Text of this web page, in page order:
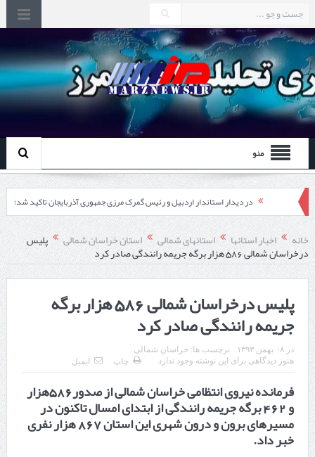
منو
در دیدار استاندار اردبیل و رئیس گمرک مرزی جمهوری آذربایجان تاکید شد؛
توسعه همکاری گمرک‌های مرزی ایران و جمهوری آذربایجان ضرورت دارد
چابهار، جایی که دریا به زندگی سلام می‌کند
گزارش ویژه؛
طرز تهیه خورش خلال کرمانشاهی +نکات و فوت وفن‌ها
قدردانی وزیر میراث فرهنگی، گردشگری و صنایع دستی از استاندار اردبیل
استاندار اردبیل در دیدار دبیر شورای‌عالی مناطق آزاد و ویژه اقتصادی:
راه‌اندازی کامل منطقه آزاد اردبیل-بیله‌سوار و منطقه ویژه اقتصادی نمین تسریع
شود
خانه اخبار استانها استانهای شمالی استان خراسان شمالی پلیس
درخراسان شمالی 586 هزار برگه جریمه رانندگی صادر کرد
پلیس درخراسان شمالی 586 هزار برگه
جریمه رانندگی صادر کرد
در ۰۸ بهمن ۱۳۹۳ برچسب ها: خراسان شمالی
هنوز دیدگاهی برای این نوشته وجود ندارد
چاپ ایمیل
فرمانده نیروی انتظامی خراسان شمالی از صدور586هزار
و 462 برگه جریمه رانندگی از ابتدای امسال تاکنون در
مسیرهای برون و درون شهری این استان 867 هزار نفری
خبر داد.